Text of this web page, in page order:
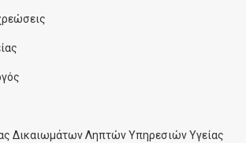
Δικαιωμάτων Ληπτών Υπηρεσιών Υγείας